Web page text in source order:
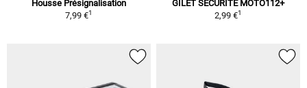
Housse Présignalisation
7,99 €1
GILET SÉCURITÉ MOTO112+
2,99 €1